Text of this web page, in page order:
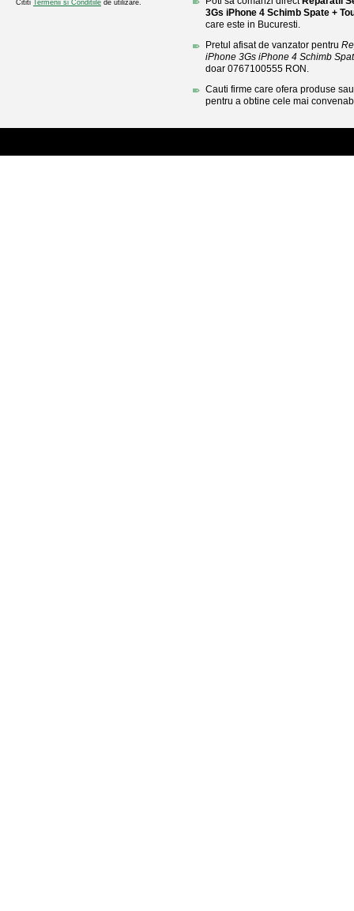
Cititi Termenii si Conditiile de utilizare.
3Gs iPhone 4 Schimb Spate +
care este in Bucuresti.
Pretul afisat de vanzator pentru
iPhone 3Gs iPhone 4 Schimb
doar 0767100555 RON.
Cauti firme care ofera produse
pentru a obtine cele mai